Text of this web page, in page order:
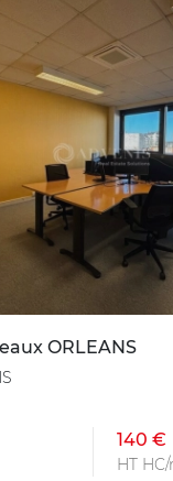
ORLEANS
140 €
HT